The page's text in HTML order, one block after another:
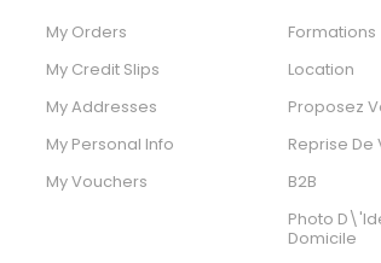
My Orders
My Credit Slips
My Addresses
My Personal Info
My Vouchers
Formations
Location
Proposez
Reprise De
B2B
Photo
Domicile